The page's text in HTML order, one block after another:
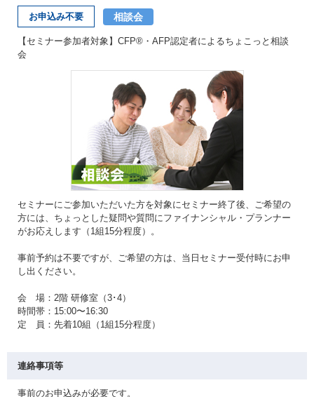
お申込み不要 相談会
【セミナー参加者対象】CFP®・AFP認定者によるちょこっと相談
会
セミナーにご参加いただいた方を対象にセミナー終了後、ご希望の
方には、ちょっとした疑問や質問にファイナンシャル・プランナー
がお応えします（1組15分程度）。
事前予約は不要ですが、ご希望の方は、当日セミナー受付時にお申
し出ください。
会 場：2階 研修室（3･4）
時間帯：15:00〜16:30
定 員：先着10組（1組15分程度）
連絡事項等
事前のお申込みが必要です。